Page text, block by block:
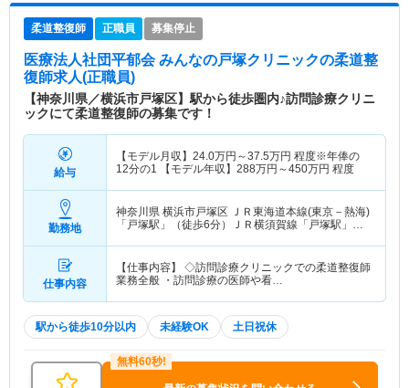
柔道整復師 正職員 募集停止
医療法人社団平郁会 みんなの戸塚クリニックの柔道整
復師求人(正職員)
【神奈川県／横浜市戸塚区】駅から徒歩圏内♪訪問診療クリニ
ックにて柔道整復師の募集です！
給与
【モデル月収】 24.0万円～37.5万円 程度※年俸の
12分の1 【モデル年収】 288万円～450万円 程度
勤務地
神奈川県 横浜市戸塚区 ＪＲ東海道本線(東京－熱海)
「戸塚駅」（徒歩6分）ＪＲ横須賀線「戸塚駅」
仕事内容
【仕事内容】 ◇訪問診療クリニックでの柔道整復師
業務全般 ・訪問診療の医師や看…
駅から徒歩10分以内 未経験OK 土日祝休